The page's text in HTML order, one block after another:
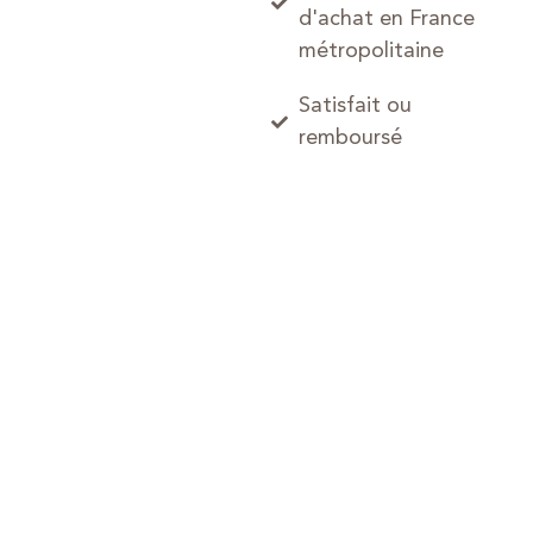
d'achat en France
métropolitaine
Satisfait ou
remboursé